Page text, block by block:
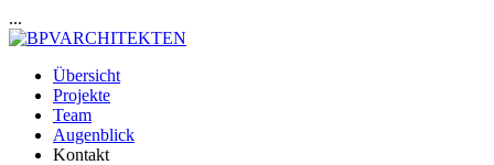
...
Übersicht
Projekte
Team
Augenblick
Kontakt